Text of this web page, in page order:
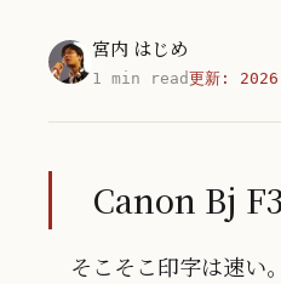
宮内 はじめ
1 min read更新:
Canon Bj
そこそこ印字は速い